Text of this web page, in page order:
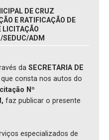
DE CRUZ
E RATIFICAÇÃO DE
LICITAÇÃO
ADM
da SECRETARIA DE
consta nos autos do
Nº
faz publicar o presente
especializados de